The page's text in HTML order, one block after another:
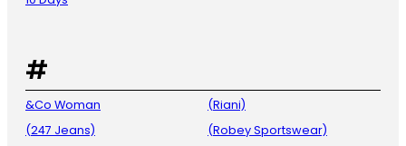
#
&Co Woman
(247 Jeans)
(Riani)
(Robey Sportswear)